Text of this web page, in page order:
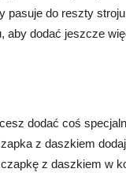
pasuje do reszty
aby dodać jeszcze
dodać coś
z daszkiem
z daszkiem w